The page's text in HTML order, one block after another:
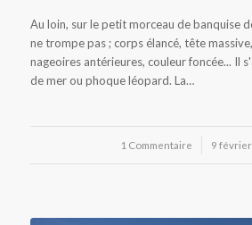
Au loin, sur le petit morceau de banquise
ne trompe pas ; corps élancé, tête
nageoires antérieures, couleur foncée... Il
de mer ou phoque léopard. La…
1 Commentaire
/ 9